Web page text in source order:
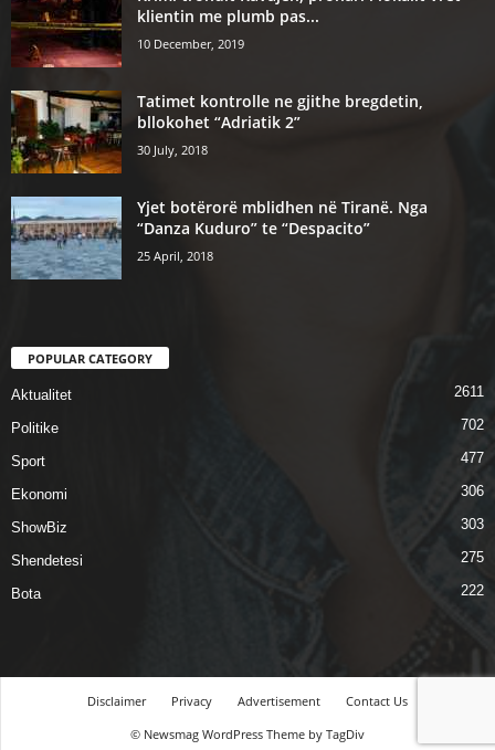
klientin me plumb pas...
10 December, 2019
Tatimet kontrolle ne gjithe bregdetin,
bllokohet “Adriatik 2”
30 July, 2018
Yjet botërorë mblidhen në Tiranë. Nga
“Danza Kuduro” te “Despacito”
25 April, 2018
POPULAR CATEGORY
Aktualitet 2611
Politike 702
Sport 477
Ekonomi 306
ShowBiz 303
Shendetesi 275
Bota 222
Disclaimer Privacy Advertisement
Contact Us
© Newsmag WordPress Theme by TagDiv